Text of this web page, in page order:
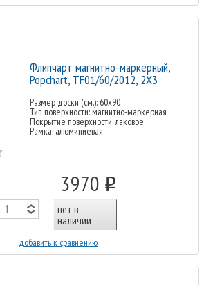
Флипчарт магнитно-маркерный,
Popchart, TF01/60/2012, 2X3
Размер доски (см.): 60х90
Тип поверхности: магнитно-маркерная
Покрытие поверхности: лаковое
Рамка: алюминиевая
3970 o
нет в
наличии
добавить к сравнению